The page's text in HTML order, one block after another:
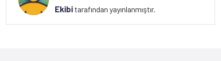
Ekibitarafından yayınlanmıştır.